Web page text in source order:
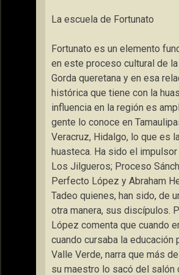
La escuela de Fortunato
Fortunato es un elemento
en este proceso cultural de
Gorda queretana y en esa
histórica que tiene con la
influencia en la región es
gente lo conoce en
Veracruz, Hidalgo, lo que es
huasteca. Ha sido el
Los Jilgueros; Proceso
Perfecto López y Abraham
Tadeo quienes, han sido, de
otra manera, sus discípulos.
López comenta que cuando
cuando cursaba la educación
Valle Verde, narra que más
su maestro lo sacó del salón